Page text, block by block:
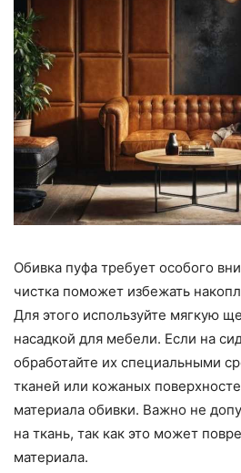
Обивка пуфа требует особого
чистка поможет избежать
Для этого используйте мягкую
насадкой для мебели. Если на
обработайте их специальными
тканей или кожаных
материала обивки. Важно не
на ткань, так как это может
материала.